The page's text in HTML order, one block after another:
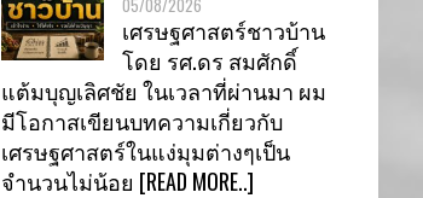
เศรษฐศาสตร์ชาวบ้าน
โดย รศ.ดร สมศักดิ์
แต้มบุญเลิศชัย ในเวลาที่ผ่านมา ผม
มีโอกาสเขียนบทความเกี่ยวกับ
เศรษฐศาสตร์ในแง่มุมต่างๆเป็น
จำนวนไม่น้อย [READ MORE..]